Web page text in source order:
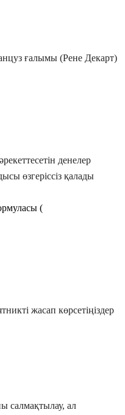
ғалымы (Рене Декарт)
денелер
өзгеріссіз қалады
(
жасап көрсетіңіздер
салмақтылау, ал